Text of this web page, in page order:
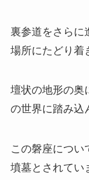
裏参道をさらに
場所にたどり着
壇状の地形の奥
の世界に踏み込
この磐座につい
墳墓とされてい